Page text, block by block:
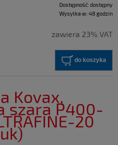
Dostępność: dostępny
Wysyłka w: 48 godzin
zawiera 23% VAT
do koszyka
Kovax,
szara P400-
20